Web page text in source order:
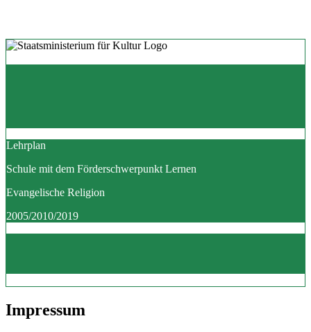
Lehrplan
Schule mit dem Förderschwerpunkt Lernen
Evangelische Religion
2005/2010/2019
Impressum